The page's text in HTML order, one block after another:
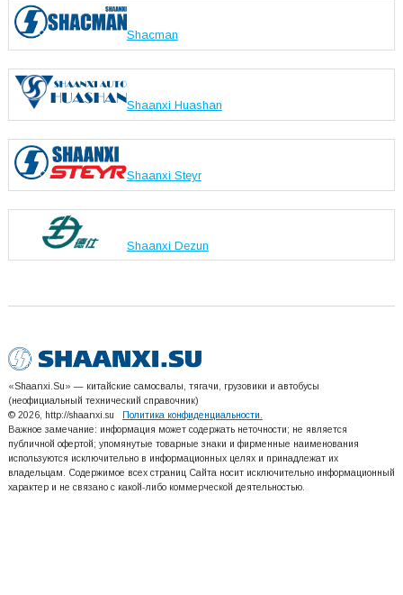
Shacman
Shaanxi Huashan
Shaanxi Steyr
Shaanxi Dezun
«Shaanxi.Su» — китайские самосвалы, тягачи, грузовики и автобусы
(неофициальный технический справочник)
© 2026, http://shaanxi.su
Политика конфиденциальности.
Важное замечание: информация может содержать неточности; не является
публичной офертой; упомянутые товарные знаки и фирменные наименования
используются исключительно в информационных целях и принадлежат их
владельцам. Содержимое всех страниц Сайта носит исключительно информационный
характер и не связано с какой-либо коммерческой деятельностью.